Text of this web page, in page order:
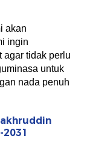
akan
ingin
agar tidak perlu
untuk
nada penuh